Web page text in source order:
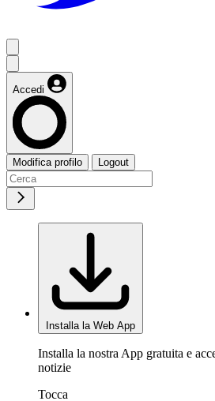
Accedi
Modifica profilo Logout
Installa la Web App
Installa la nostra App gratuita e
notizie
Tocca